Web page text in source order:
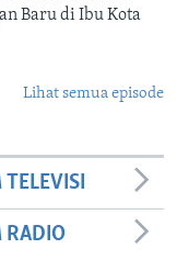
Baru di Ibu Kota
Lihat semua episode
RADIO